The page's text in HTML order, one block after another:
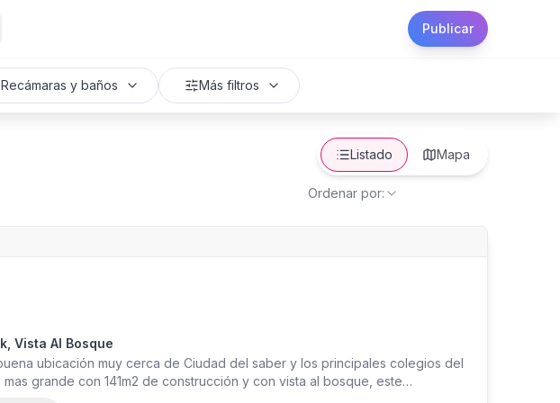
Publicar
Recámaras y baños Más filtros
Listado Mapa
Ordenar por:
Vista Al Bosque
ubicación muy cerca de Ciudad del saber y los principales colegios del
grande con 141m2 de construcción y con vista al bosque, este
amoblado, con una excelente distribución de sus espacios consiguiendo